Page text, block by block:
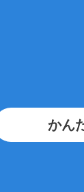
かん